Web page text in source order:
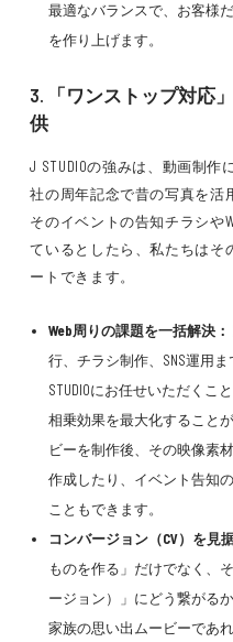
最適なバランスで、お客様
を作り上げます。
3. 「ワンストップ対応
供
J STUDIOの強みは、動画制
社の周年記念で昔の写真を活
そのイベントの告知チラシや
ているとしたら、私たちはそ
ートできます。
Web周りの課題を一括解決：
行、チラシ制作、SNS運用
STUDIOにお任せいただくこ
相乗効果を最大化すること
ビーを制作後、その映像素
作成したり、イベント告知
こともできます。
コンバージョン（CV）を見
ものを作る」だけでなく、
ージョン）」にどう繋がる
家族の思い出ムービーであ